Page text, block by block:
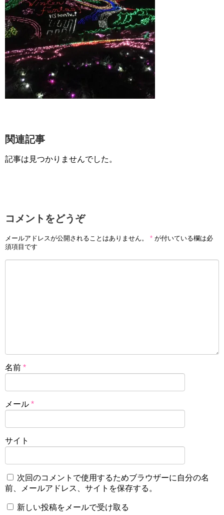
関連記事
記事は見つかりませんでした。
コメントをどうぞ
メールアドレスが公開されることはありません。 * が付いている欄は必
須項目です
名前 *
メール *
サイト
次回のコメントで使用するためブラウザーに自分の名
前、メールアドレス、サイトを保存する。
新しい投稿をメールで受け取る